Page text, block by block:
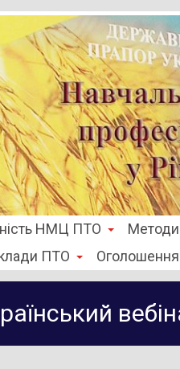
НМЦ ПТО
ПТО Оголошення